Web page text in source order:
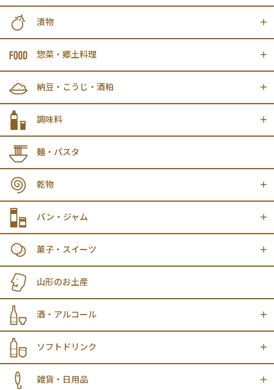
漬物
惣菜・郷土料理
納豆・こうじ・酒粕
調味料
麺・パスタ
乾物
パン・ジャム
菓子・スイーツ
山形のお土産
酒・アルコール
ソフトドリンク
雑貨・日用品